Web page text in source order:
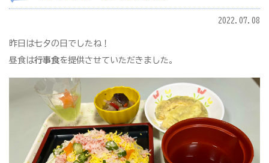
2022.07.08
昨日は七夕の日でしたね！
昼食は行事食を提供させていただきました。